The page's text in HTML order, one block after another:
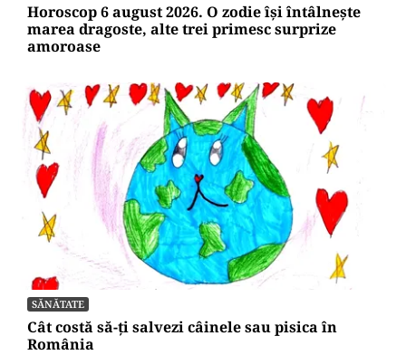
Horoscop 6 august 2026. O zodie își întâlnește
marea dragoste, alte trei primesc surprize
amoroase
SĂNĂTATE
Cât costă să-ți salvezi câinele sau pisica în
România